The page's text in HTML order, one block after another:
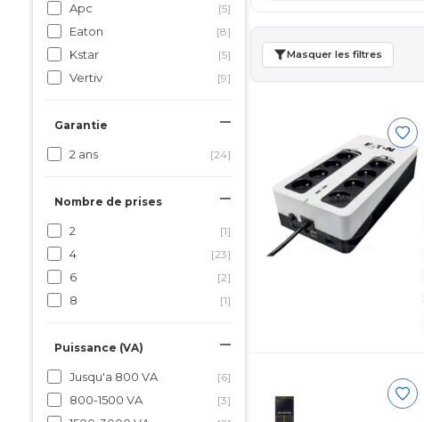
Apc [5]
Eaton [8]
Kstar [5]
Vertiv [9]
Garantie
2 ans [24]
Nombre de prises
2 [1]
4 [23]
6 [2]
8 [1]
Puissance (VA)
Jusqu'a 800 VA [6]
800-1500 VA [3]
Masquer les filtres